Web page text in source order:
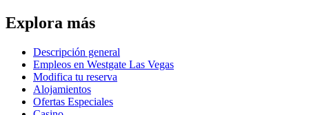
Explora más
Descripción general
Empleos en Westgate Las Vegas
Modifica tu reserva
Alojamientos
Ofertas Especiales